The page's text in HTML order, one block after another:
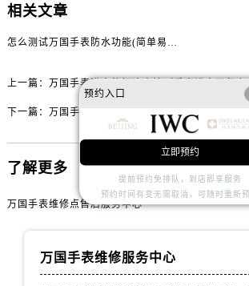
相关文章
怎么测试万国手表防水功能(简单易行的方法)
上一篇： 万国手表进水的解决方法（手表进水了怎么
下一篇： 万国手表走时变快的原因及解决方案
了解更多
万国手表维修点售后服务中心
万国手表维修服务中心
预约入口
立即预约
提前预约免排队，到店即享服务
预约时间有变无需取消，可随时重新